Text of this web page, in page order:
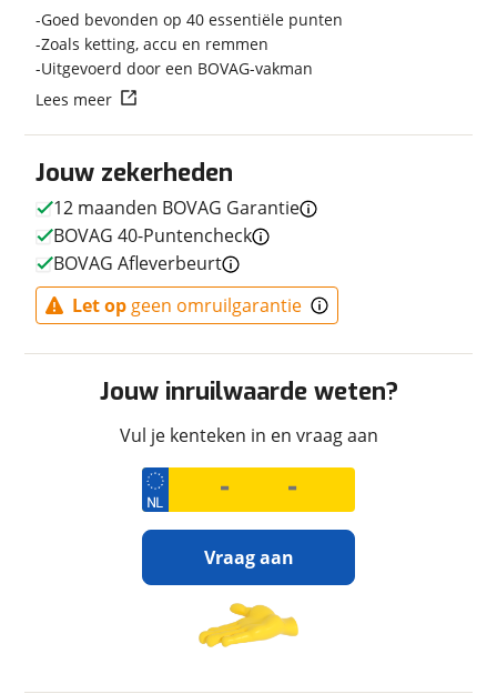
Techniek
Uiterlijk
Kleur
Fabriekskleur
Sky Blue
Financieel
€ 14.399,-
Ja
Wegenbelasting
(gemiddeld p/m)
€ 13,-
BTW
Bijtellingspercentage
Garanties
Jouw zekerheden
12 maanden BOVAG Garantie
BOVAG 40-Puntencheck
BOVAG Afleverbeurt
Let op geen omruilgarantie
Jouw inruilwaarde weten?
Vul je kenteken in en vraag aan
Vraag aan
Ontvang gratis jouw
Goed bevonden op 40 essentiële punten
Zoals ketting, accu en remmen
Uitgevoerd door een BOVAG-vakman
Lees meer